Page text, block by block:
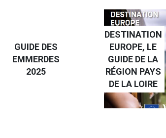
GUIDE DES
EMMERDES
2025
DESTINATION
EUROPE, LE
GUIDE DE LA
RÉGION PAYS
DE LA LOIRE